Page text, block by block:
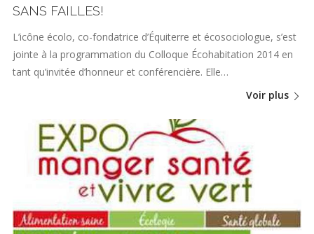
SANS FAILLES!
L’icône écolo, co-fondatrice d’Équiterre et écosociologue, s’est
jointe à la programmation du Colloque Écohabitation 2014 en
tant qu’invitée d’honneur et conférencière. Elle…
Voir plus